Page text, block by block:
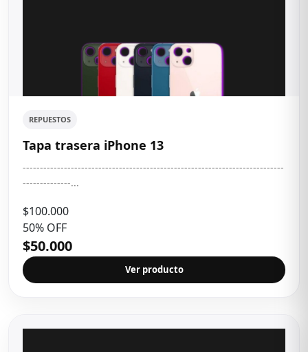
REPUESTOS
Tapa trasera iPhone 13
----------------------------------------------------------------------------
--------------...
$100.000
50% OFF
$50.000
Ver producto